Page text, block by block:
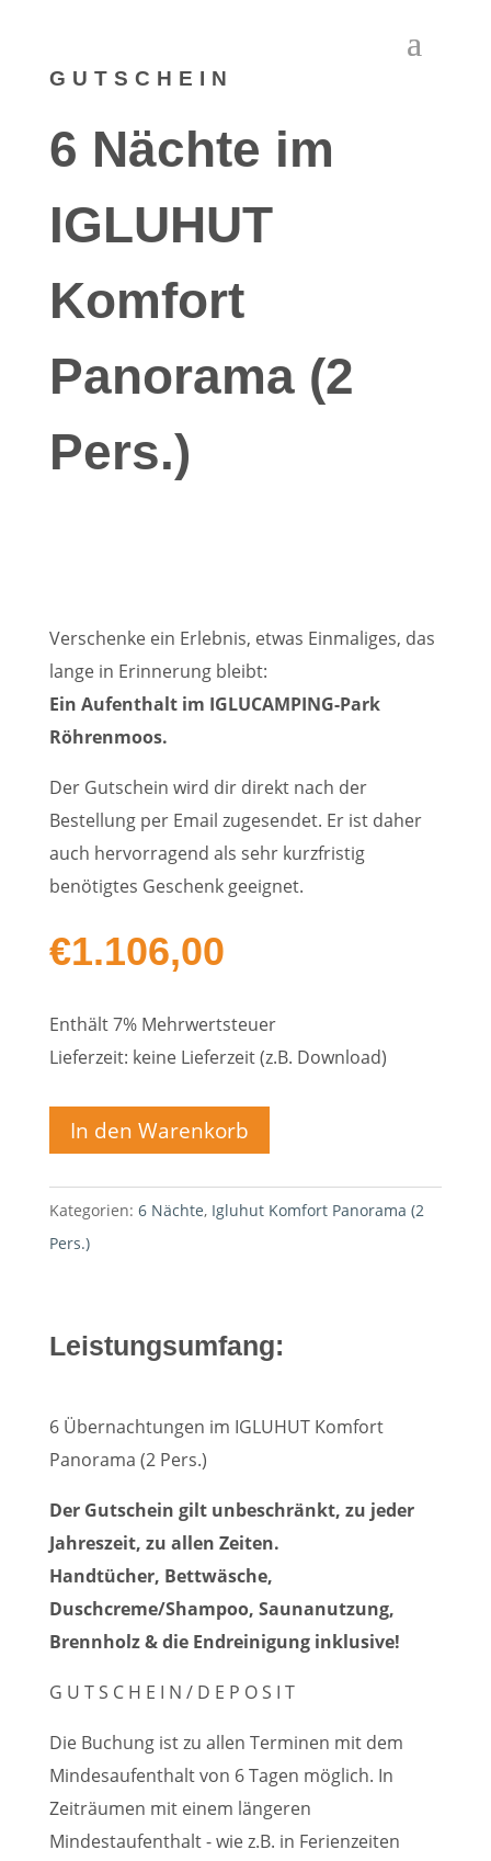
GUTSCHEIN
6 Nächte im
IGLUHUT
Komfort
Panorama (2
Pers.)
Verschenke ein Erlebnis, etwas Einmaliges, das
lange in Erinnerung bleibt:
Ein Aufenthalt im IGLUCAMPING-Park
Röhrenmoos.
Der Gutschein wird dir direkt nach der
Bestellung per Email zugesendet. Er ist daher
auch hervorragend als sehr kurzfristig
benötigtes Geschenk geeignet.
€1.106,00
Enthält 7% Mehrwertsteuer
Lieferzeit: keine Lieferzeit (z.B. Download)
In den Warenkorb
Kategorien: 6 Nächte, Igluhut Komfort Panorama (2
Pers.)
Leistungsumfang:
6 Übernachtungen im IGLUHUT Komfort
Panorama (2 Pers.)
Der Gutschein gilt unbeschränkt, zu jeder
Jahreszeit, zu allen Zeiten.
Handtücher, Bettwäsche,
Duschcreme/Shampoo, Saunanutzung,
Brennholz & die Endreinigung inklusive!
G U T S C H E I N / D E P O S I T
Die Buchung ist zu allen Terminen mit dem
Mindesaufenthalt von 6 Tagen möglich. In
Zeiträumen mit einem längeren
Mindestaufenthalt - wie z.B. in Ferienzeiten